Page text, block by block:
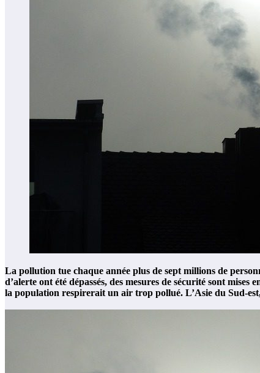
La pollution tue chaque année plus de sept millions de
d’alerte ont été dépassés, des mesures de sécurité sont
la population respirerait un air trop pollué. L’Asie du Sud-